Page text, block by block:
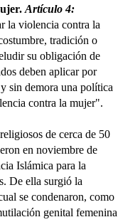
Artículo 4:
la violencia contra la
tradición o
su obligación de
deben aplicar por
sin demora una política
contra la mujer".
de cerca de 50
en noviembre de
Islámica para la
De ella surgió la
se condenaron, como
genital femenina